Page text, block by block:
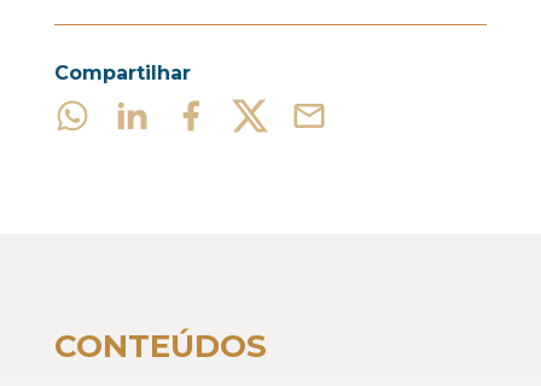
Compartilhar
CONTEÚDOS